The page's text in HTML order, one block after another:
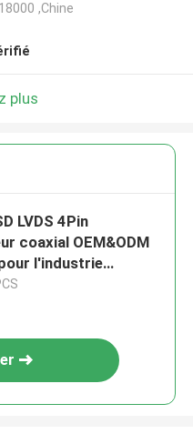
,Chine
plus
LVDS 4Pin
coaxial OEM&ODM
l'industrie